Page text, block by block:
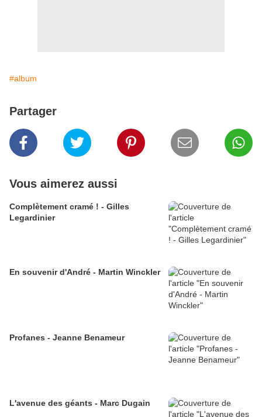
#album
Partager
Vous aimerez aussi
Complètement cramé ! - Gilles
Legardinier
En souvenir d'André - Martin Winckler
Profanes - Jeanne Benameur
L'avenue des géants - Marc Dugain